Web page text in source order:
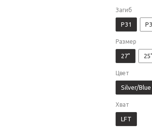
Загиб
P31
Размер
27" 25"
Цвет
Silver/Blue
Хват
LFT